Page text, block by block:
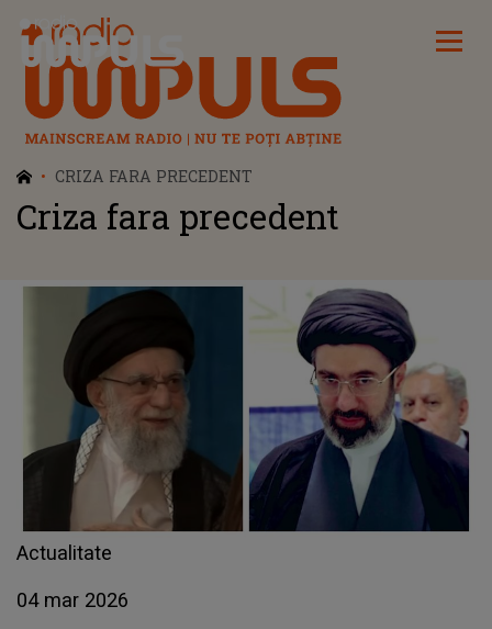
Radio Impuls
CRIZA FARA PRECEDENT
Criza fara precedent
Actualitate
04 mar 2026